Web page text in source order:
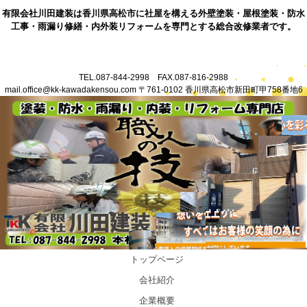
有限会社川田建装は香川県高松市に社屋を構える外壁塗装・屋根塗装・防水
工事・雨漏り修繕・内外装リフォームを専門とする総合改修業者です。
TEL.087-844-2998 FAX.087-816-2988
mail.office@kk-kawadakensou.com 〒761-0102 香川県高松市新田町甲758番地6
トップページ
会社紹介
企業概要